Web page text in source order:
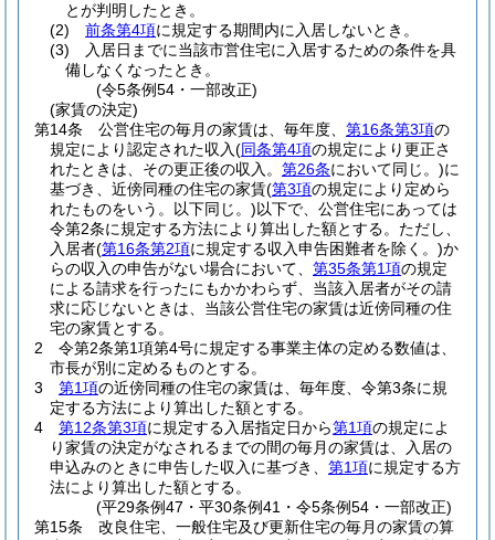
とが判明したとき。
(2)
前条第4項に規定する期間内に入居しないとき。
(3)
入居日までに当該市営住宅に入居するための条件を具
備しなくなったとき。
(令5条例54・一部改正)
(家賃の決定)
第14条
公営住宅の毎月の家賃は、毎年度、 第16条第3項の
規定により認定された収入(同条第4項の規定により更正さ
れたときは、その更正後の収入。 第26条において同じ。)に
基づき、近傍同種の住宅の家賃(第3項の規定により定めら
れたものをいう。以下同じ。)以下で、公営住宅にあっては
令第2条に規定する方法により算出した額とする。 ただし、
入居者(第16条第2項に規定する収入申告困難者を除く。)か
らの収入の申告がない場合において、 第35条第1項の規定
による請求を行ったにもかかわらず、当該入居者がその請
求に応じないときは、当該公営住宅の家賃は近傍同種の住
宅の家賃とする。
2
令第2条第1項第4号に規定する事業主体の定める数値は、
市長が別に定めるものとする。
3
第1項の近傍同種の住宅の家賃は、毎年度、令第3条に規
定する方法により算出した額とする。
4
第12条第3項に規定する入居指定日から第1項の規定によ
り家賃の決定がなされるまでの間の毎月の家賃は、入居の
申込みのときに申告した収入に基づき、 第1項に規定する方
法により算出した額とする。
(平29条例47・平30条例41・令5条例54・一部改正)
第15条
改良住宅、一般住宅及び更新住宅の毎月の家賃の算